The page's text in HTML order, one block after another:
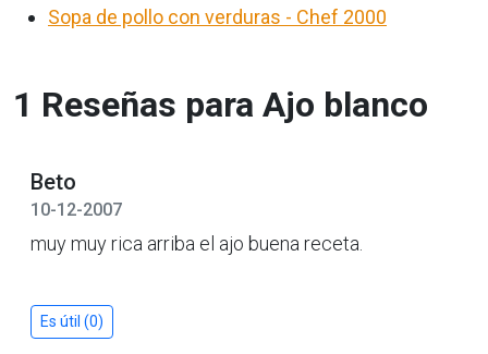
Sopa de pollo con verduras - Chef 2000
1 Reseñas para Ajo blanco
Beto
10-12-2007
muy muy rica arriba el ajo buena receta.
Es útil (0)